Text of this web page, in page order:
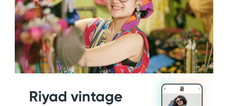
Riyad vintage